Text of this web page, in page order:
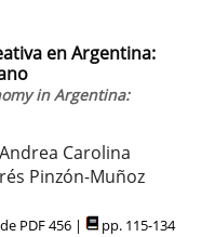
en Argentina:
in Argentina:
Carolina
Pinzón-Muñoz
PDF 456 | pp. 115-134